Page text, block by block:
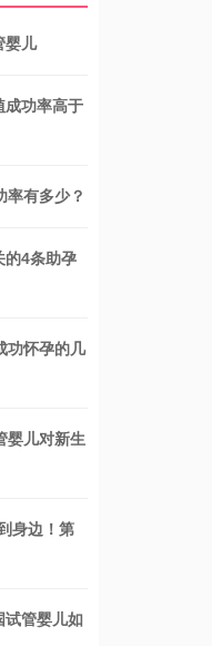
婴儿
成功率高于
率有多少？
的4条助孕
功怀孕的几
婴儿对新生
身边！第
试管婴儿如